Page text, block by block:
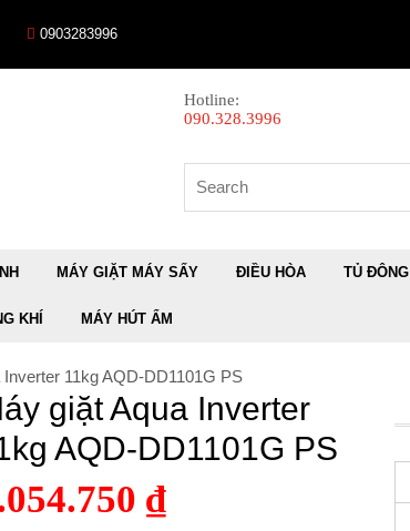
0903283996
Hotline:
090.328.3996
for:
MÁY GIẶT MÁY SẤY ĐIỀU HÒA TỦ ĐÔNG
KHÍ MÁY HÚT ẨM
11kg AQD-DD1101G PS
giặt Aqua Inverter
AQD-DD1101G PS
₫